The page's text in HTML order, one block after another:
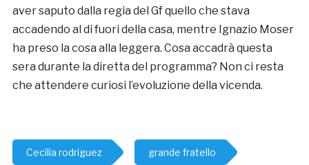
aver saputo dalla regia del Gf quello che stava
accadendo al di fuori della casa, mentre Ignazio Moser
ha preso la cosa alla leggera. Cosa accadrà questa
sera durante la diretta del programma? Non ci resta
che attendere curiosi l’evoluzione della vicenda.
Cecilia rodriguez grande fratello